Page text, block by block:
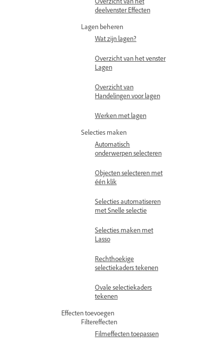
deelvenster Effecten
Lagen beheren
Wat zijn lagen?
Overzicht van het venster
Lagen
Overzicht van
Handelingen voor lagen
Werken met lagen
Selecties maken
Automatisch
onderwerpen selecteren
Objecten selecteren met
één klik
Selecties automatiseren
met Snelle selectie
Selecties maken met
Lasso
Rechthoekige
selectiekaders tekenen
Ovale selectiekaders
tekenen
Effecten toevoegen
Filtereffecten
Filmeffecten toepassen